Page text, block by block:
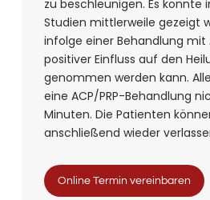
zu beschleunigen. Es konnte
Studien mittlerweile gezeigt
infolge einer Behandlung mit
positiver Einfluss auf den
genommen werden kann.
eine ACP/PRP-Behandlung
Minuten. Die Patienten
anschließend wieder
Online Termin vereinbaren